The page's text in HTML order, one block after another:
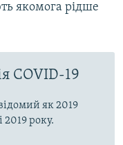
якомога рідше
COVID-19
як 2019
2019 року.